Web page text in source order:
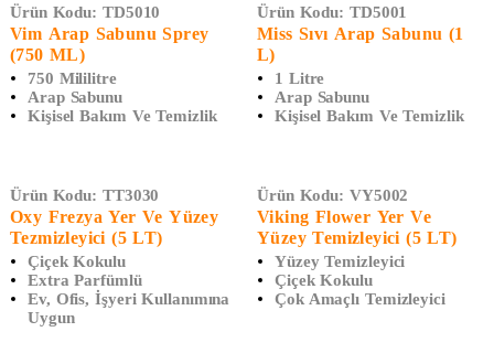
Ürün Kodu: TD5010
Vim Arap Sabunu Sprey
(750 ML)
750 Mililitre
Arap Sabunu
Kişisel Bakım Ve Temizlik
Ürün Kodu: TD5001
Miss Sıvı Arap Sabunu (1
L)
1 Litre
Arap Sabunu
Kişisel Bakım Ve Temizlik
Ürün Kodu: TT3030
Oxy Frezya Yer Ve Yüzey
Tezmizleyici (5 LT)
Çiçek Kokulu
Extra Parfümlü
Ev, Ofis, İşyeri Kullanımına
Uygun
TÜKENDI
Ürün Kodu: VY5002
Viking Flower Yer Ve
Yüzey Temizleyici (5 LT)
Yüzey Temizleyici
Çiçek Kokulu
Çok Amaçlı Temizleyici